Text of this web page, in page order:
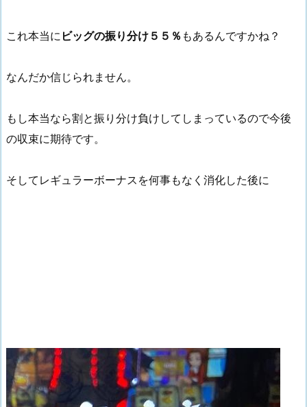
これ本当に ビッグの振り分け５５％ もあるんですかね？
なんだか信じられません。
もし本当なら割と振り分け負けしてしまっているので今後
の収束に期待です。
そしてレギュラーボーナスを何事もなく消化した後に